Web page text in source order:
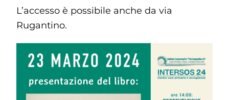
L’accesso è possibile anche da via
Rugantino.